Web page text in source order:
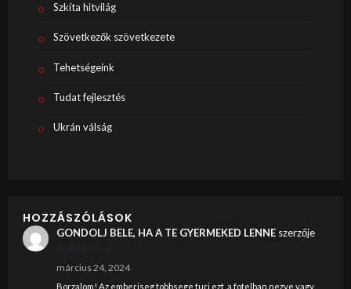
Szkíta hitvilág
Szövetkezők szövetkezete
Tehetségeink
Tudat fejlesztés
Ukrán válság
HOZZÁSZÓLÁSOK
GONDOLJ BELE, HA A TE GYERMEKED LENNEszerzője
március 24, 2024
Borzalom! Az emberiseg tobbsege turi ezt, a fotelban nezve vagy